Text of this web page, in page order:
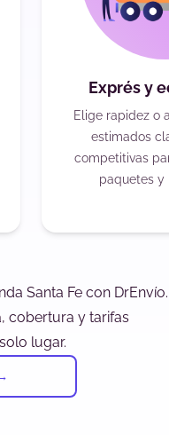
Exprés y
Elige rapidez o
estimados
competitivas
paquetes y
Santa Fe con DrEnvío.
cobertura y tarifas
lugar.